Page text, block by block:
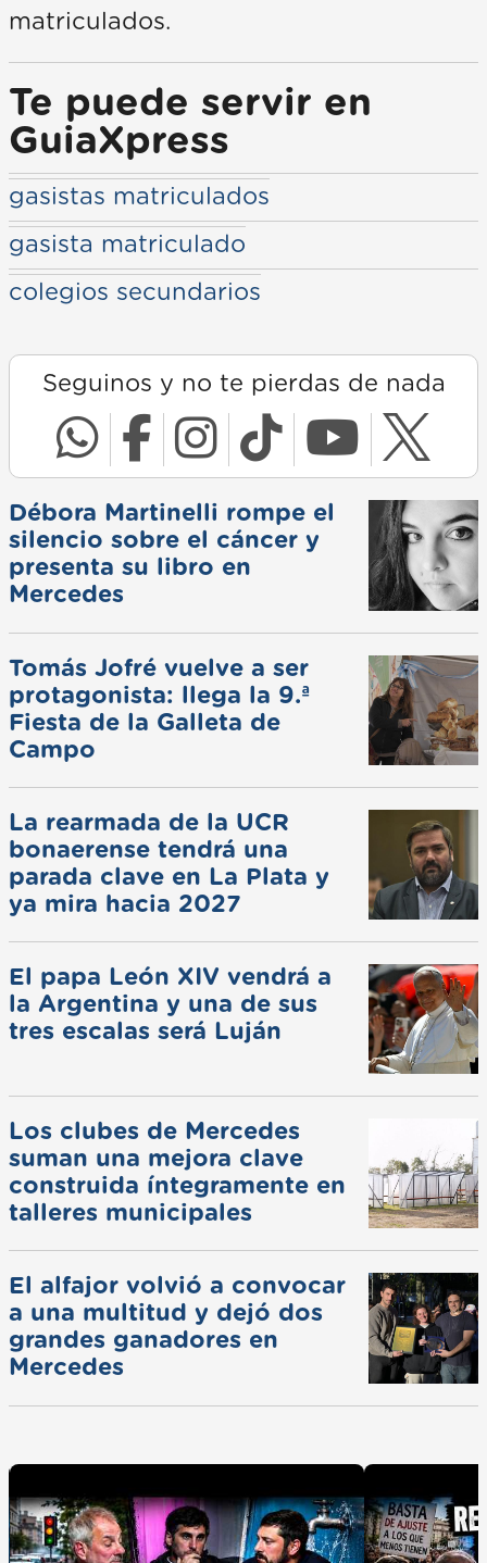
matriculados.
Te puede servir en
GuiaXpress
gasistas matriculados
gasista matriculado
colegios secundarios
Seguinos y no te pierdas de nada
Débora Martinelli rompe el
silencio sobre el cáncer y
presenta su libro en
Mercedes
Tomás Jofré vuelve a ser
protagonista: llega la 9.ª
Fiesta de la Galleta de
Campo
La rearmada de la UCR
bonaerense tendrá una
parada clave en La Plata y
ya mira hacia 2027
El papa León XIV vendrá a
la Argentina y una de sus
tres escalas será Luján
Los clubes de Mercedes
suman una mejora clave
construida íntegramente en
talleres municipales
El alfajor volvió a convocar
a una multitud y dejó dos
grandes ganadores en
Mercedes